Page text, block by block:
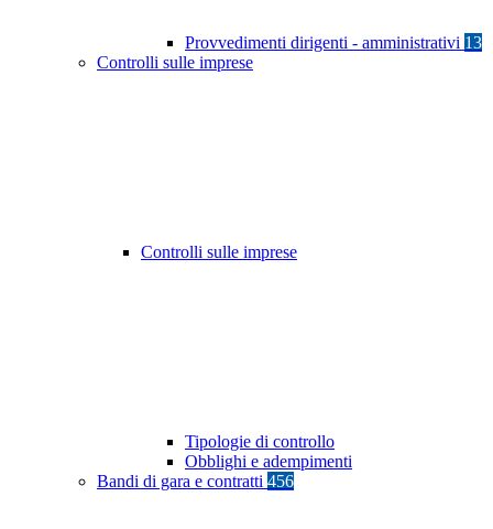
Provvedimenti dirigenti - amministrativi 13
Controlli sulle imprese
Controlli sulle imprese
Tipologie di controllo
Obblighi e adempimenti
Bandi di gara e contratti 456